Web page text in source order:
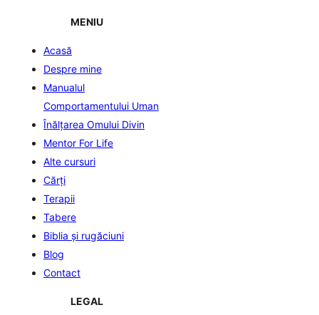
MENIU
Acasă
Despre mine
Manualul
Comportamentului Uman
Înălţarea Omului Divin
Mentor For Life
Alte cursuri
Cărți
Terapii
Tabere
Biblia şi rugăciuni
Blog
Contact
LEGAL